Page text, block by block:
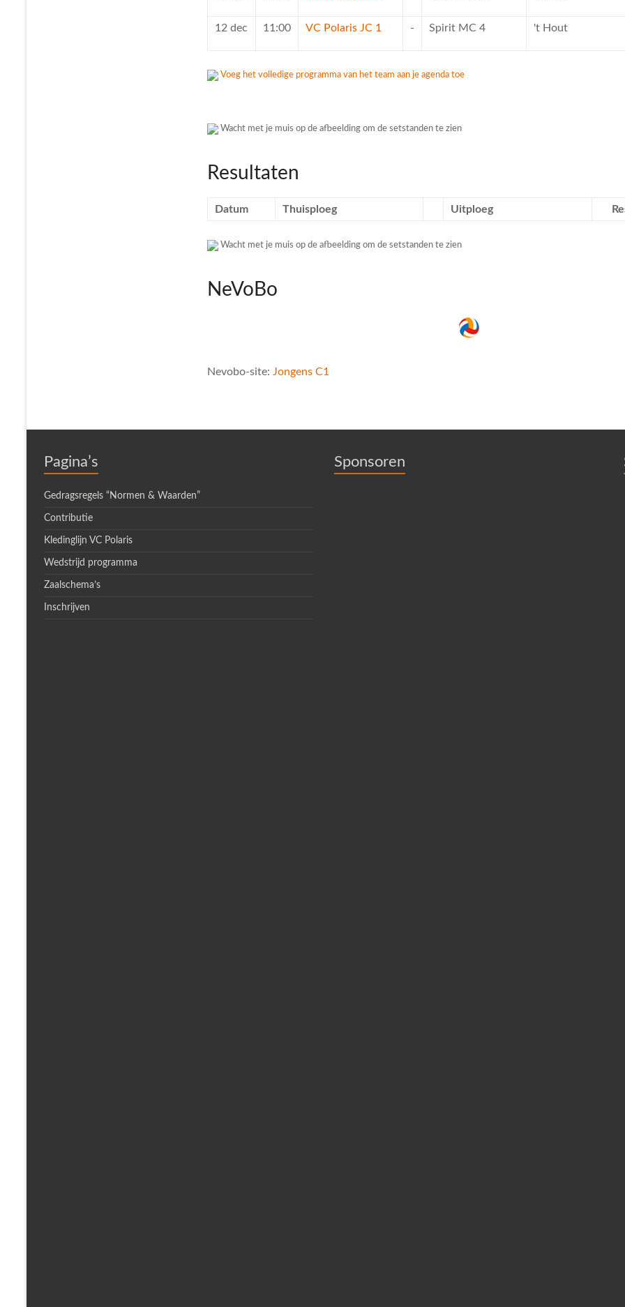
12 dec 11:00 VC Polaris JC 1 - Spirit MC 4 't Hout
Voeg het volledige programma van het team aan je agenda toe
Wacht met je muis op de afbeelding om de setstanden te zien
Resultaten
Datum Thuisploeg Uitploeg
Wacht met je muis op de afbeelding om de setstanden te zien
NeVoBo
Nevobo-site: Jongens C1
Pagina’s
Gedragsregels “Normen & Waarden”
Contributie
Kledinglijn VC Polaris
Wedstrijd programma
Zaalschema’s
Inschrijven
Sponsoren